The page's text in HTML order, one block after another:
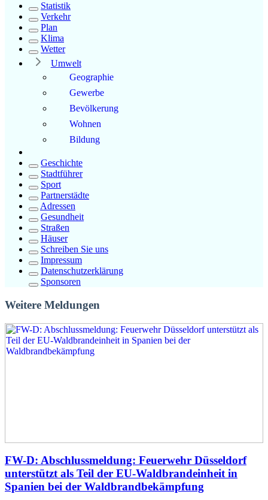
Statistik
Verkehr
Plan
Klima
Wetter
Umwelt
Geographie
Gewerbe
Bevölkerung
Wohnen
Bildung
Geschichte
Stadtführer
Sport
Partnerstädte
Adressen
Gesundheit
Straßen
Häuser
Schreiben Sie uns
Impressum
Datenschutzerklärung
Sponsoren
Weitere Meldungen
FW-D: Abschlussmeldung: Feuerwehr Düsseldorf
unterstützt als Teil der EU-Waldbrandeinheit in
Spanien bei der Waldbrandbekämpfung